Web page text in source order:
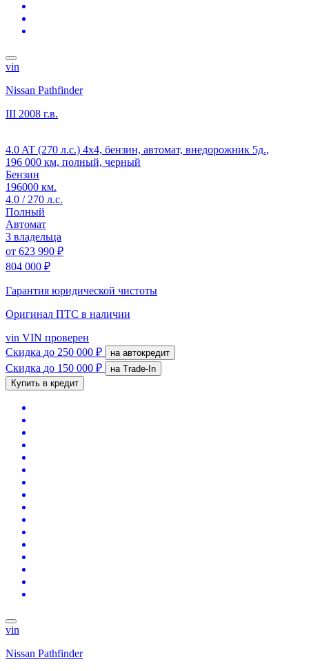
vin
Nissan Pathfinder
III 2008 г.в.
4.0 AT (270 л.с.) 4x4, бензин, автомат, внедорожник 5д.,
196 000 км, полный, черный
Бензин
196000 км.
4.0 / 270 л.с.
Полный
Автомат
3 владельца
от 623 990 ₽
804 000 ₽
Гарантия юридической чистоты
Оригинал ПТС в наличии
vin VIN проверен
Скидка до 250 000 ₽ на автокредит
Скидка до 150 000 ₽
на Trade-In
Купить в кредит
vin
Nissan Pathfinder